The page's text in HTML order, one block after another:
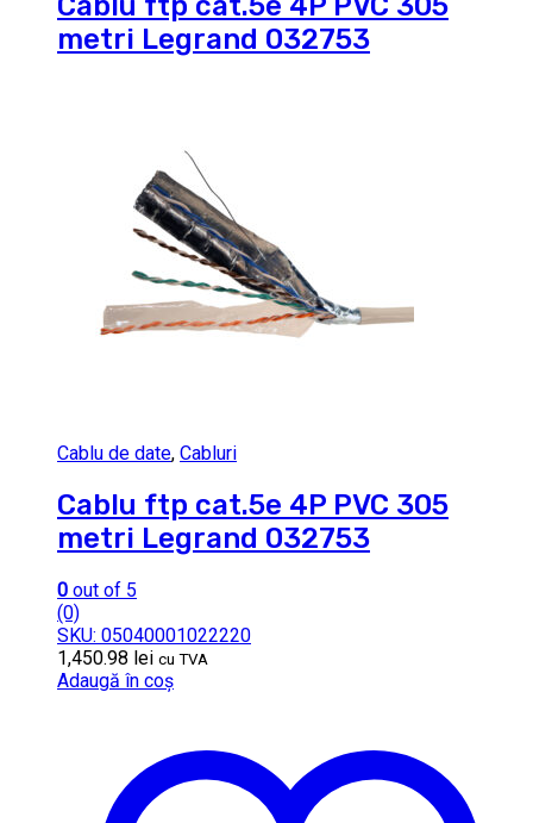
metri Legrand 032753
Cablu de date, Cabluri
Cablu ftp cat.5e 4P PVC 305
metri Legrand 032753
0 out of 5
(0)
SKU: 05040001022220
1,450.98 lei cu TVA
Adaugă în coș